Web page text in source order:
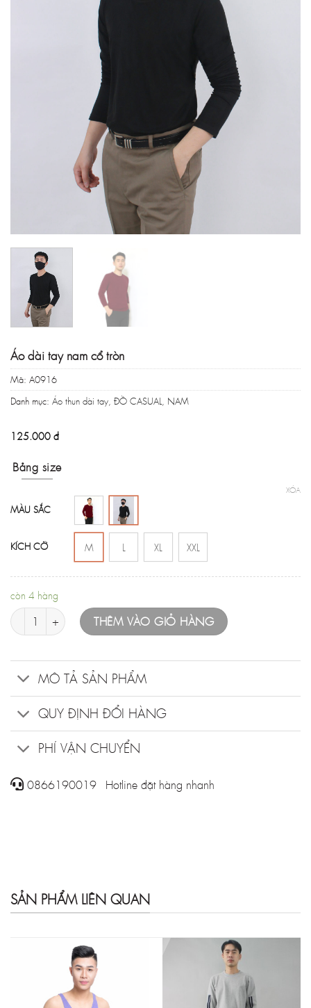
Áo dài tay nam cổ tròn
Mã: A0916
Danh mục: Áo thun dài tay, ĐỒ CASUAL, NAM
125.000 đ
Bảng size
MÀU SẮC
KÍCH CỠ M L XL XXL
XÓA
còn 4 hàng
Áo dài tay nam cổ tròn số lượngTHÊM VÀO GIỎ HÀNG
MÔ TẢ SẢN PHẨM
QUY ĐỊNH ĐỔI HÀNG
PHÍ VẬN CHUYỂN
0866190019 - Hotline đặt hàng nhanh
SẢN PHẨM LIÊN QUAN